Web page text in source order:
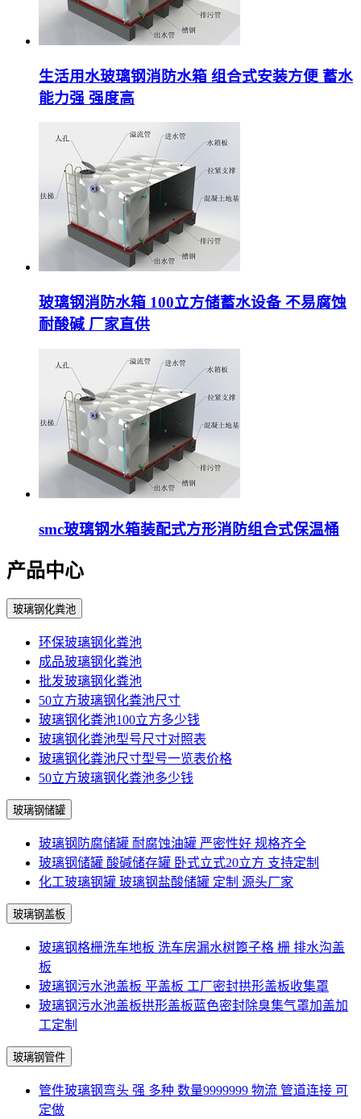
生活用水玻璃钢消防水箱 组合式安装方便 蓄水
能力强 强度高
玻璃钢消防水箱 100立方储蓄水设备 不易腐蚀
耐酸碱 厂家直供
smc玻璃钢水箱装配式方形消防组合式保温桶
产品中心
玻璃钢化粪池
环保玻璃钢化粪池
成品玻璃钢化粪池
批发玻璃钢化粪池
50立方玻璃钢化粪池尺寸
玻璃钢化粪池100立方多少钱
玻璃钢化粪池型号尺寸对照表
玻璃钢化粪池尺寸型号一览表价格
50立方玻璃钢化粪池多少钱
玻璃钢储罐
玻璃钢防腐储罐 耐腐蚀油罐 严密性好 规格齐全
玻璃钢储罐 酸碱储存罐 卧式立式20立方 支持定制
化工玻璃钢罐 玻璃钢盐酸储罐 定制 源头厂家
玻璃钢盖板
玻璃钢格栅洗车地板 洗车房漏水树篦子格 栅 排水沟盖
板
玻璃钢污水池盖板 平盖板 工厂密封拱形盖板收集罩
玻璃钢污水池盖板拱形盖板蓝色密封除臭集气罩加盖加
工定制
玻璃钢管件
管件玻璃钢弯头 强 多种 数量9999999 物流 管道连接 可
定做